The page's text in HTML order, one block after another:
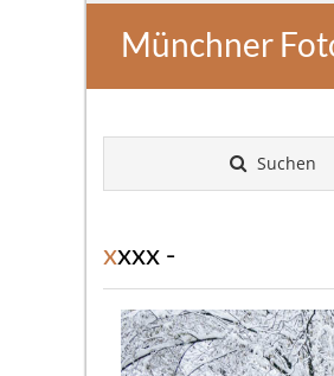
Münchner
Suchen
xxxx -